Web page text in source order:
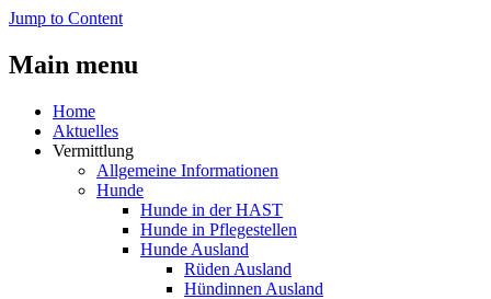
Jump to Content
Main menu
Home
Aktuelles
Vermittlung
Allgemeine Informationen
Hunde
Hunde in der HAST
Hunde in Pflegestellen
Hunde Ausland
Rüden Ausland
Hündinnen Ausland